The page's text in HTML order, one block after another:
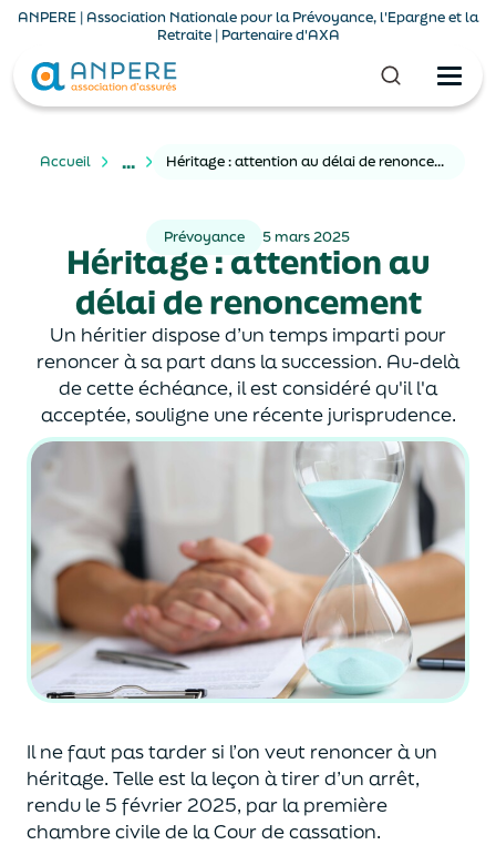
ANPERE | Association Nationale pour la Prévoyance, l'Epargne et la
Retraite | Partenaire d'AXA
Accueil ... Héritage : attention au délai de renoncement
Prévoyance 5 mars 2025
Héritage : attention au
délai de renoncement
Un héritier dispose d’un temps imparti pour
renoncer à sa part dans la succession. Au-delà
de cette échéance, il est considéré qu'il l'a
acceptée, souligne une récente jurisprudence.
Il ne faut pas tarder si l’on veut renoncer à un
héritage. Telle est la leçon à tirer d’un arrêt,
rendu le 5 février 2025, par la première
chambre civile de la Cour de cassation.